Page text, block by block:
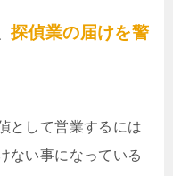
探偵業の届けを警
として営業するには
ない事になっている